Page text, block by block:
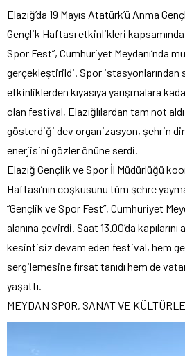
Elazığ’da 19 Mayıs Atatürk’ü Anma
Gençlik Haftası etkinlikleri
Spor Fest”, Cumhuriyet Meydanı’nda
gerçekleştirildi. Spor istasyonlarından
etkinliklerden kıyasıya yarışmalara
olan festival, Elazığlılardan tam not
gösterdiği dev organizasyon, şehrin
enerjisini gözler önüne serdi.
Elazığ Gençlik ve Spor İl Müdürlüğü
Haftası’nın coşkusunu tüm şehre
“Gençlik ve Spor Fest”, Cumhuriyet
alanına çevirdi. Saat 13.00’da
kesintisiz devam eden festival, hem
sergilemesine fırsat tanıdı hem de
yaşattı.
MEYDAN SPOR, SANAT VE